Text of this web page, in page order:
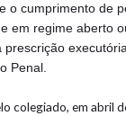
o cumprimento de
em regime aberto
prescrição
Penal.
colegiado, em abril